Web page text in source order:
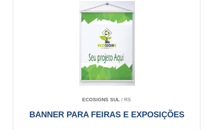
ECOSIGNS SUL / RS
BANNER PARA FEIRAS E EXPOSIÇÕES